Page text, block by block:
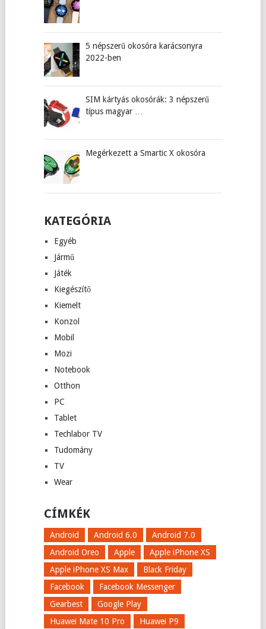
5 népszerű okosóra karácsonyra
2022-ben
SIM kártyás okosórák: 3 népszerű
típus magyar …
Megérkezett a Smartic X okosóra
KATEGÓRIA
Egyéb
Jármű
Játék
Kiegészítő
Kiemelt
Konzol
Mobil
Mozi
Notebook
Otthon
PC
Tablet
Techlabor TV
Tudomány
TV
Wear
CÍMKÉK
Android Android 6.0
Android 7.0
Android Oreo
Apple
Apple iPhone XS
Apple iPhone XS Max
Black Friday
Facebook
Facebook Messenger
Gearbest
Google Play
Huawei Mate 10 Pro
Huawei P9